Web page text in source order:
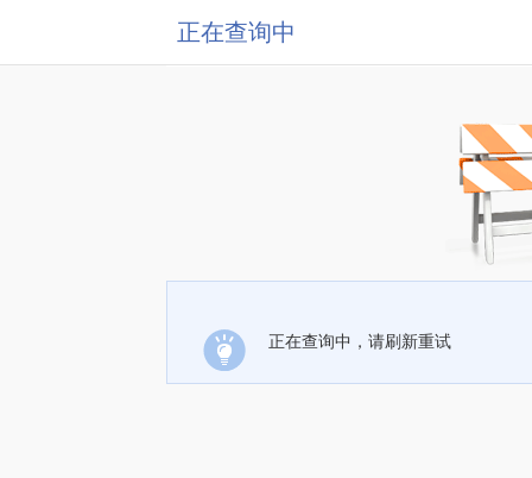
正在查询中
正在查询中，请刷新重试